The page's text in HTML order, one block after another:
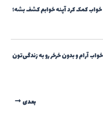
کمک کرد آپنه خوابم کشف بشه؛
آرام و بدون خرخر رو به زندگی‌تون
بعدی